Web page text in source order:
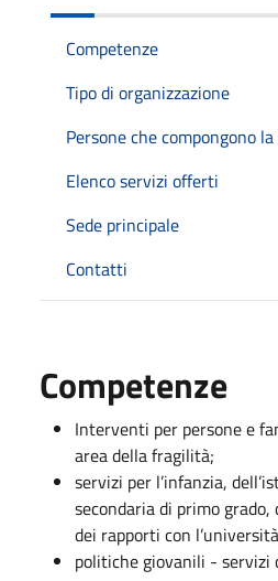
Competenze
Tipo di organizzazione
Persone che compongono
Elenco servizi offerti
Sede principale
Contatti
Competenze
Interventi per persone e
area della fragilità;
servizi per l’infanzia,
secondaria di primo
dei rapporti con
politiche giovanili - servizi